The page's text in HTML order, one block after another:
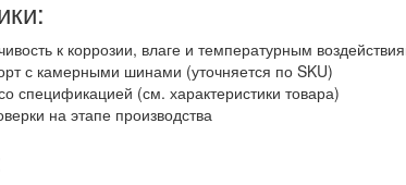
к коррозии, влаге и температурным
с камерными шинами (уточняется по SKU)
спецификацией (см. характеристики товара)
на этапе производства